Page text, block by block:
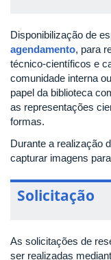
Disponibilização de
agendamento, para
técnico-científicos e
comunidade interna
papel da biblioteca
as representações
formas.
Durante a realização
capturar imagens
Solicitação
As solicitações de
ser realizadas